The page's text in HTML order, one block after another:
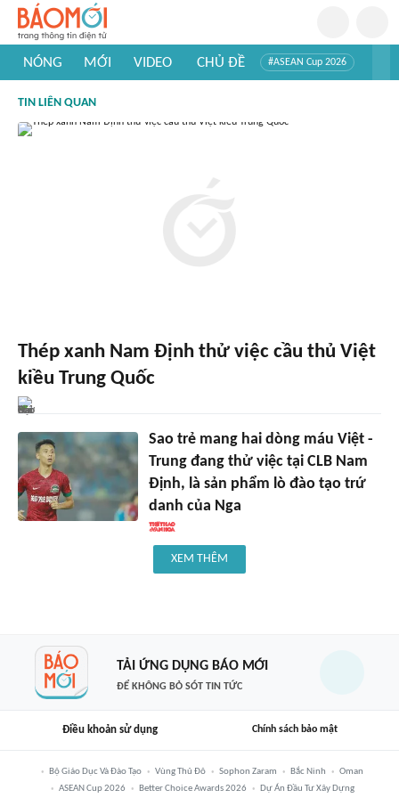
NÓNG MỚI VIDEO CHỦ ĐỀ #ASEAN Cup 2026
#Khám phá thế giới
TIN LIÊN QUAN
Thép xanh Nam Định thử việc cầu thủ Việt
kiều Trung Quốc
Sao trẻ mang hai dòng máu Việt -
Trung đang thử việc tại CLB Nam
Định, là sản phẩm lò đào tạo trứ
danh của Nga
XEM THÊM
TẢI ỨNG DỤNG BÁO MỚI
ĐỂ KHÔNG BỎ SÓT TIN TỨC
Điều khoản sử dụng Chính sách bảo mật
Bộ Giáo Dục Và Đào Tạo Vùng Thủ Đô Sophon Zaram Bắc Ninh
Oman
ASEAN Cup 2026
Better Choice Awards 2026 Dự Án Đầu Tư Xây Dựng